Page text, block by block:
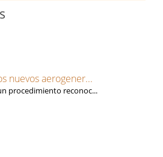
nuevos aerogener...
procedimiento reconoc...